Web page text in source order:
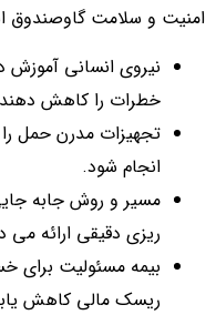
امنیت و سلامت
نیروی انسانی
خطرات را کاهش
تجهیزات مدرن حمل را
انجام شود.
مسیر و روش جابه
ریزی دقیقی ارائه می
بیمه مسئولیت برای
ریسک مالی کاهش